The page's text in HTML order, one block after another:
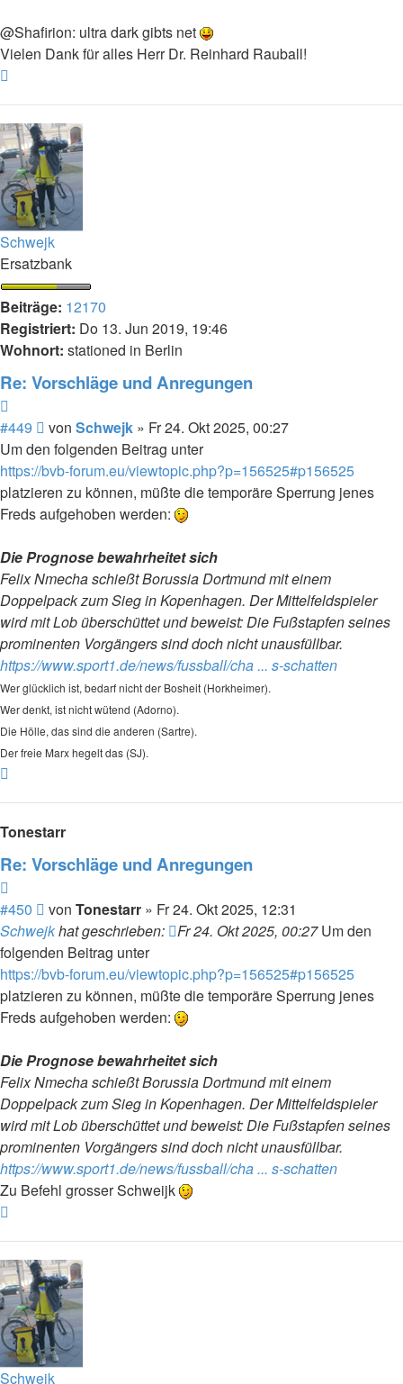
@Shafirion: ultra dark gibts net
Vielen Dank für alles Herr Dr. Reinhard Rauball!
Schwejk
Ersatzbank
Beiträge: 12170
Registriert: Do 13. Jun 2019, 19:46
Wohnort: stationed in Berlin
Re: Vorschläge und Anregungen
#449
Beitrag
von Schwejk » Fr 24. Okt 2025, 00:27
Um den folgenden Beitrag unter
https://bvb-forum.eu/viewtopic.php?p=156525#p156525
platzieren zu können, müßte die temporäre Sperrung jenes
Freds aufgehoben werden:
Die Prognose bewahrheitet sich
Felix Nmecha schießt Borussia Dortmund mit einem
Doppelpack zum Sieg in Kopenhagen. Der Mittelfeldspieler
wird mit Lob überschüttet und beweist: Die Fußstapfen seines
prominenten Vorgängers sind doch nicht unausfüllbar.
https://www.sport1.de/news/fussball/cha ... s-schatten
Wer glücklich ist, bedarf nicht der Bosheit (Horkheimer).
Wer denkt, ist nicht wütend (Adorno).
Die Hölle, das sind die anderen (Sartre).
Der freie Marx hegelt das (SJ).
Tonestarr
Re: Vorschläge und Anregungen
#450
Beitrag
von Tonestarr » Fr 24. Okt 2025, 12:31
Schwejkhat geschrieben: Fr 24. Okt 2025, 00:27Um den
folgenden Beitrag unter
https://bvb-forum.eu/viewtopic.php?p=156525#p156525
platzieren zu können, müßte die temporäre Sperrung jenes
Freds aufgehoben werden:
Die Prognose bewahrheitet sich
Felix Nmecha schießt Borussia Dortmund mit einem
Doppelpack zum Sieg in Kopenhagen. Der Mittelfeldspieler
wird mit Lob überschüttet und beweist: Die Fußstapfen seines
prominenten Vorgängers sind doch nicht unausfüllbar.
https://www.sport1.de/news/fussball/cha ... s-schatten
Zu Befehl grosser Schweijk
Schwejk